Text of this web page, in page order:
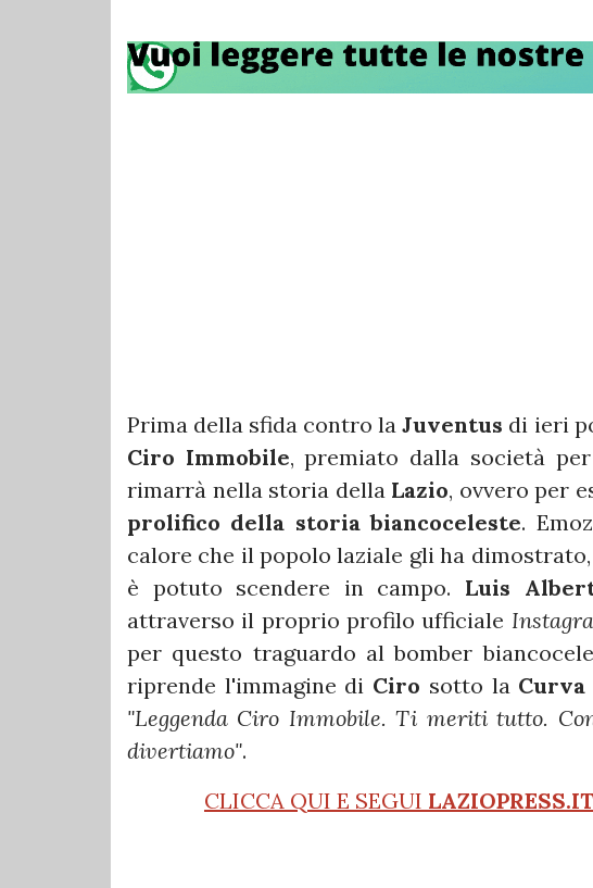
Prima della sfida contro laJuventus di ieri
Ciro Immobile, premiato dalla società
rimarrà nella storia della Lazio, ovvero per
prolifico della storia biancoceleste.
calore che il popolo laziale gli ha dimostrato,
è potuto scendere in campo. Luis
attraverso il proprio profilo ufficiale
per questo traguardo al bomber
riprende l'immagine di Ciro sotto la Curva
"Leggenda Ciro Immobile.Ti meriti tutto.
divertiamo".
CLICCA QUI E SEGUI LAZIOPRESS.IT